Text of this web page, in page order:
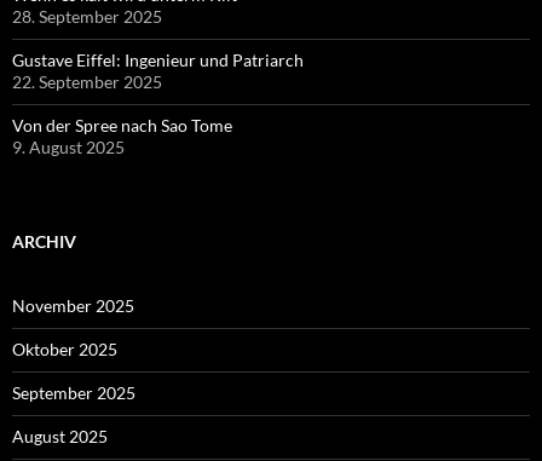
28. September 2025
Gustave Eiffel: Ingenieur und Patriarch
22. September 2025
Von der Spree nach Sao Tome
9. August 2025
ARCHIV
November 2025
Oktober 2025
September 2025
August 2025